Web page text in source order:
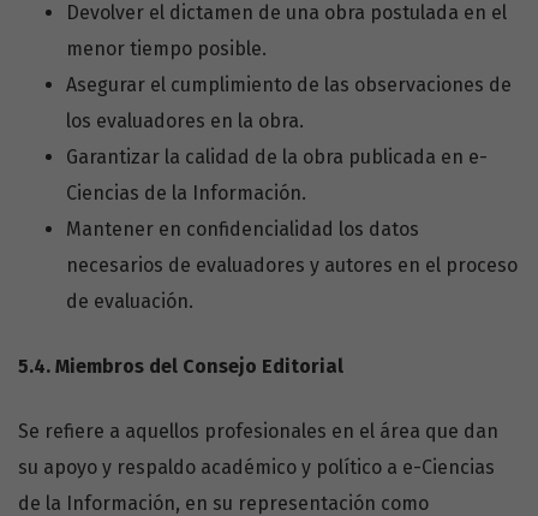
Devolver el dictamen de una obra postulada en el
menor tiempo posible.
Asegurar el cumplimiento de las observaciones de
los evaluadores en la obra.
Garantizar la calidad de la obra publicada en e-
Ciencias de la Información.
Mantener en confidencialidad los datos
necesarios de evaluadores y autores en el proceso
de evaluación.
5.4. Miembros del Consejo Editorial
Se refiere a aquellos profesionales en el área que dan
su apoyo y respaldo académico y político a e-Ciencias
de la Información, en su representación como